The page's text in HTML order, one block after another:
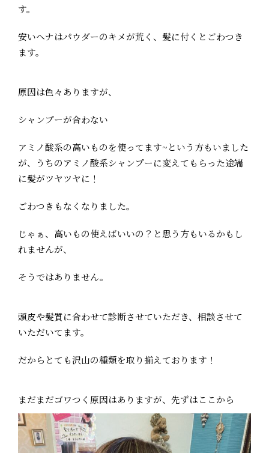
す。
安いヘナはパウダーのキメが荒く、髪に付くとごわつき
ます。
原因は色々ありますが、
シャンプーが合わない
アミノ酸系の高いものを使ってます~という方もいました
が、うちのアミノ酸系シャンプーに変えてもらった途端
に髪がツヤツヤに！
ごわつきもなくなりました。
じゃぁ、高いもの使えばいいの？と思う方もいるかもし
れませんが、
そうではありません。
頭皮や髪質に合わせて診断させていただき、相談させて
いただいてます。
だからとても沢山の種類を取り揃えております！
まだまだゴワつく原因はありますが、先ずはここから